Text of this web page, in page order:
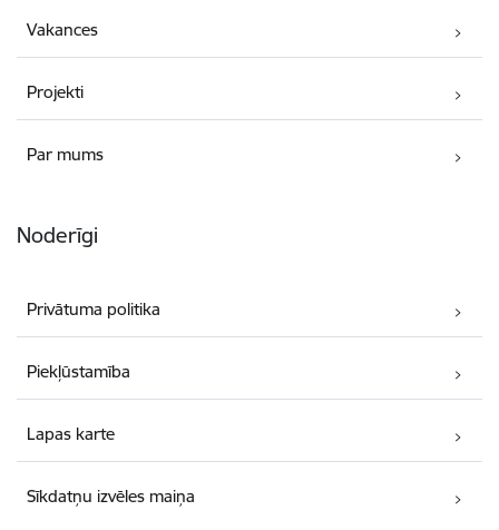
Vakances
Projekti
Par mums
Noderīgi
Privātuma politika
Piekļūstamība
Lapas karte
Sīkdatņu izvēles maiņa